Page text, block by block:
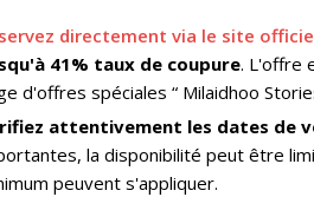
directement via le site
41% taux de coupure. L'offre
d'offres spéciales “ Milaidhoo
attentivement les dates de
la disponibilité peut être
peuvent s'appliquer.